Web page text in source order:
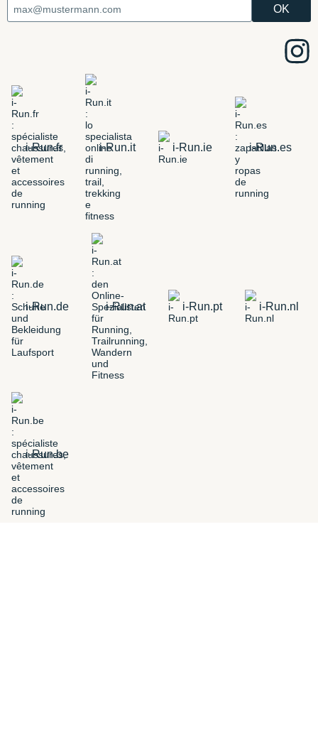
i-Run.fr i-Run.it i-Run.ie i-Run.es
i-Run.de i-Run.at i-Run.pt i-Run.nl
i-Run.be